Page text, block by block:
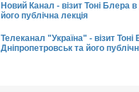
Новий Канал - візит Тоні Блера
його публічна лекція
Телеканал "Україна" - візит Тоні
Дніпропетровськ та його